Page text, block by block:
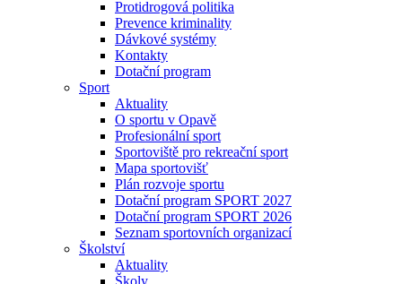
Protidrogová politika
Prevence kriminality
Dávkové systémy
Kontakty
Dotační program
Sport
Aktuality
O sportu v Opavě
Profesionální sport
Sportoviště pro rekreační sport
Mapa sportovišť
Plán rozvoje sportu
Dotační program SPORT 2027
Dotační program SPORT 2026
Seznam sportovních organizací
Školství
Aktuality